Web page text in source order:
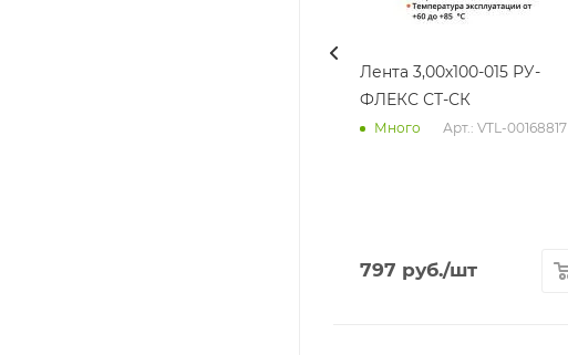
Лента 3,00х100-015 РУ-
ФЛЕКС СТ-СК
Много Арт.: VTL-00168817
797 руб./шт